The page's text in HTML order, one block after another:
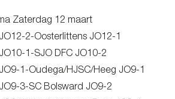
Zaterdag 12 maart
2-Oosterlittens JO12-1
1-SJO DFC JO10-2
1-Oudega/HJSC/Heeg JO9-1
3-SC Bolsward JO9-2